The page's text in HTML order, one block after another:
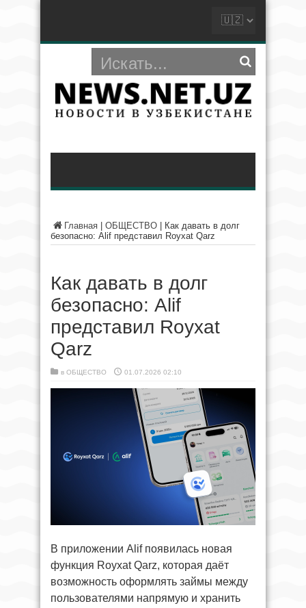
Главная ОБЩЕСТВО
Как давать в долг
безопасно: Alif представил Royxat Qarz
Как давать в долг
безопасно: Alif
представил Royxat
Qarz
в ОБЩЕСТВО 01.07.2026 02:10
В приложении Alif появилась новая
функция Royxat Qarz, которая даёт
возможность оформлять займы между
пользователями напрямую и хранить